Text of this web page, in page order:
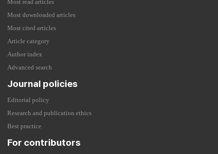
Most read articles
Most downloaded articles
Most cited articles
Article category
Author index
Advanced search
Journal policies
Editorial policy
Research and publication ethics
Best practice
For contributors